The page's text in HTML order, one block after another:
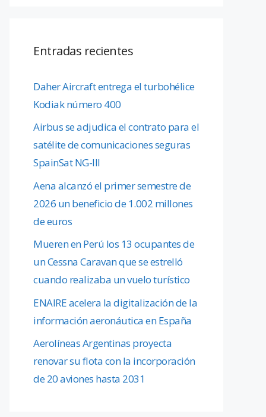
Entradas recientes
Daher Aircraft entrega el turbohélice
Kodiak número 400
Airbus se adjudica el contrato para el
satélite de comunicaciones seguras
SpainSat NG-III
Aena alcanzó el primer semestre de
2026 un beneficio de 1.002 millones
de euros
Mueren en Perú los 13 ocupantes de
un Cessna Caravan que se estrelló
cuando realizaba un vuelo turístico
ENAIRE acelera la digitalización de la
información aeronáutica en España
Aerolíneas Argentinas proyecta
renovar su flota con la incorporación
de 20 aviones hasta 2031